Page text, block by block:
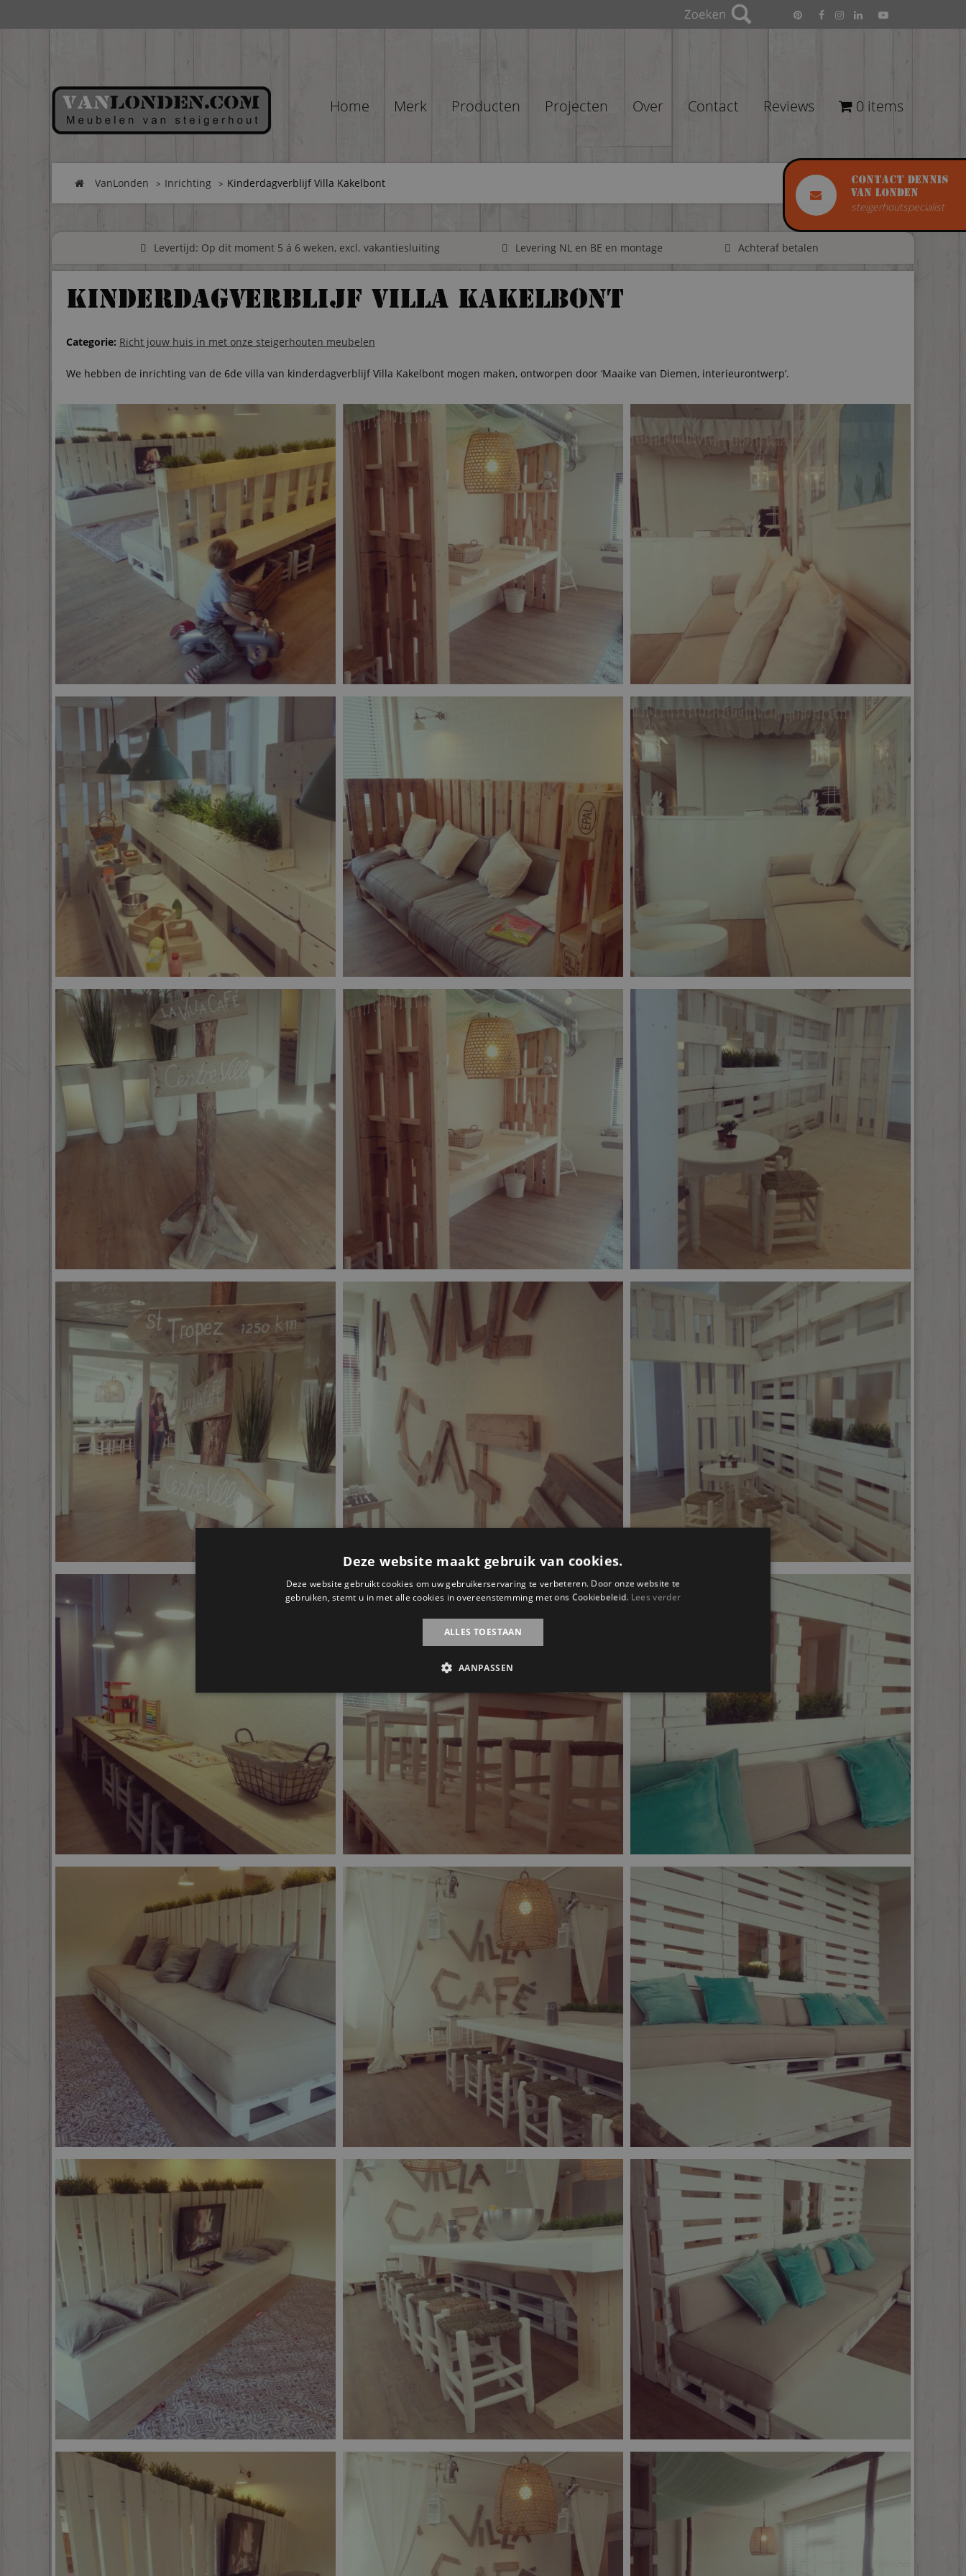
Contact Dennis
van Londen
steigerhoutspecialist
Home Merk Producten Projecten Over Contact Reviews 0 items
VanLonden Inrichting Kinderdagverblijf Villa Kakelbont
Levertijd: Op dit moment 5 á 6 weken, excl. vakantiesluiting Levering NL en BE en montage Achteraf betalen
Kinderdagverblijf Villa Kakelbont
Categorie: Richt jouw huis in met onze steigerhouten meubelen
We hebben de inrichting van de 6de villa van kinderdagverblijf Villa Kakelbont mogen maken, ontworpen door ‘Maaike van Diemen, interieurontwerp’.
Deze website maakt gebruik van cookies.
Deze website gebruikt cookies om uw gebruikerservaring te verbeteren. Door onze website te
gebruiken, stemt u in met alle cookies in overeenstemming met ons Cookiebeleid. Lees verder
ALLES TOESTAAN
AANPASSEN